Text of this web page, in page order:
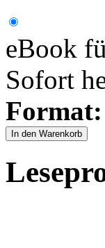
eBook
Sofort
Format:
In den Warenkorb